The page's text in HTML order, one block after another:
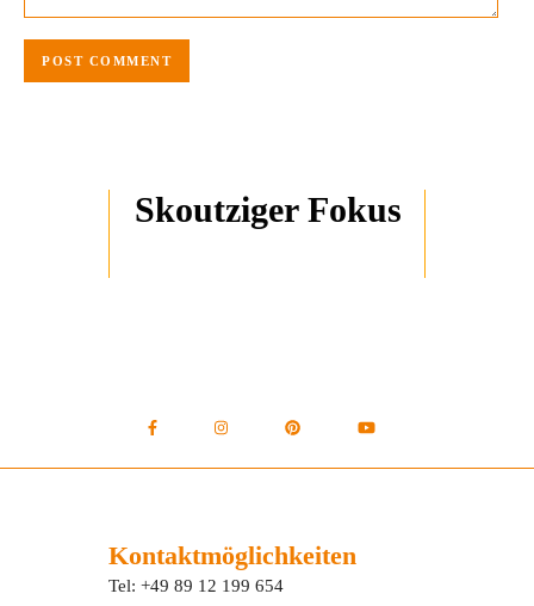
Skoutziger Fokus
Kontaktmöglichkeiten
Tel: +49 89 12 199 654